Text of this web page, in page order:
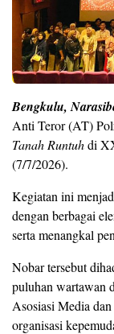
Bengkulu,
Anti Teror (AT)
Tanah Runtuhdi
(7/7/2026).
Kegiatan ini
dengan berbagai
serta menangkal
Nobar tersebut
puluhan wartawan
Asosiasi Media
organisasi